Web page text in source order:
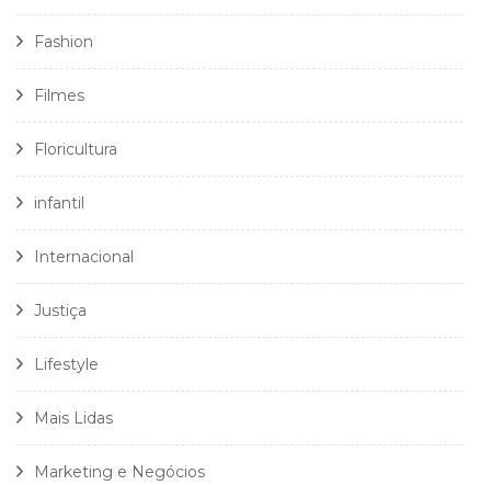
Fashion
Filmes
Floricultura
infantil
Internacional
Justiça
Lifestyle
Mais Lidas
Marketing e Negócios